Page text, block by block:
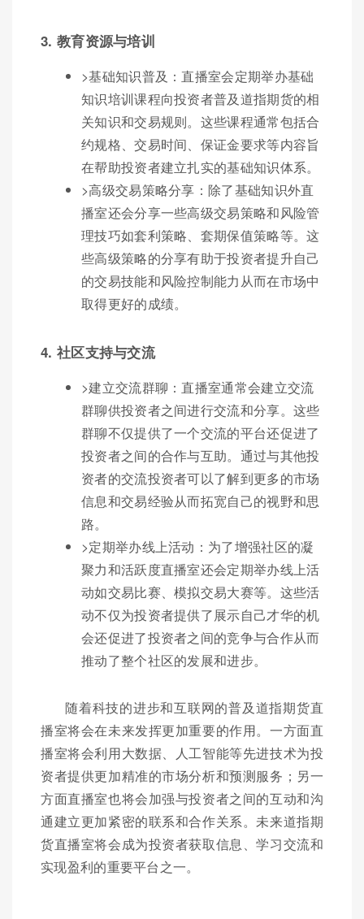
3. 教育资源与培训
>基础知识普及：直播室会定期举办基础
知识培训课程向投资者普及道指期货的相
关知识和交易规则。这些课程通常包括合
约规格、交易时间、保证金要求等内容旨
在帮助投资者建立扎实的基础知识体系。
>高级交易策略分享：除了基础知识外直
播室还会分享一些高级交易策略和风险管
理技巧如套利策略、套期保值策略等。这
些高级策略的分享有助于投资者提升自己
的交易技能和风险控制能力从而在市场中
取得更好的成绩。
4. 社区支持与交流
>建立交流群聊：直播室通常会建立交流
群聊供投资者之间进行交流和分享。这些
群聊不仅提供了一个交流的平台还促进了
投资者之间的合作与互助。通过与其他投
资者的交流投资者可以了解到更多的市场
信息和交易经验从而拓宽自己的视野和思
路。
>定期举办线上活动：为了增强社区的凝
聚力和活跃度直播室还会定期举办线上活
动如交易比赛、模拟交易大赛等。这些活
动不仅为投资者提供了展示自己才华的机
会还促进了投资者之间的竞争与合作从而
推动了整个社区的发展和进步。
随着科技的进步和互联网的普及道指期货直
播室将会在未来发挥更加重要的作用。一方面直
播室将会利用大数据、人工智能等先进技术为投
资者提供更加精准的市场分析和预测服务；另一
方面直播室也将会加强与投资者之间的互动和沟
通建立更加紧密的联系和合作关系。未来道指期
货直播室将会成为投资者获取信息、学习交流和
实现盈利的重要平台之一。